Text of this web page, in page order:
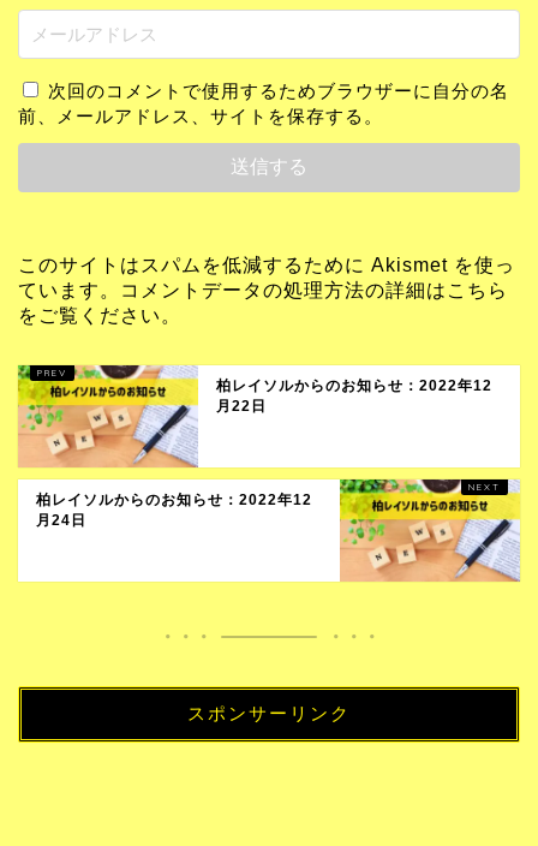
次回のコメントで使用するためブラウザーに自分の名
前、メールアドレス、サイトを保存する。
このサイトはスパムを低減するために Akismet を使っ
ています。
コメントデータの処理方法の詳細はこちら
をご覧ください。
柏レイソルからのお知らせ：2022年12
月22日
柏レイソルからのお知らせ：2022年12
月24日
スポンサーリンク